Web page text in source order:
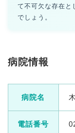
て不可欠な存在と
でしょう。
病院情報
病院名
電話番号